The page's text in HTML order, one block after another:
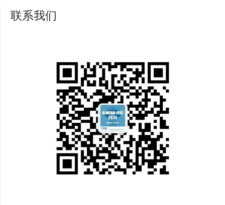
页联系我们